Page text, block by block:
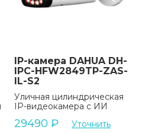
IP-камера DAHUA DH-
IPC-HFW2849TP-ZAS-
IL-S2
Уличная цилиндрическая
IP-видеокамера с ИИ
29490 ₽ Уточнить